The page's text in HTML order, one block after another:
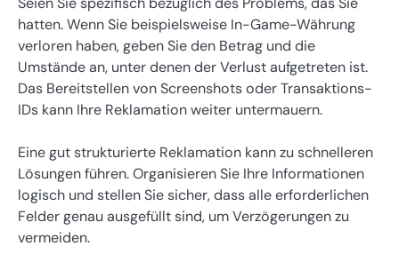
hatten. Wenn Sie beispielsweise In-Game-Währung
verloren haben, geben Sie den Betrag und die
Umstände an, unter denen der Verlust aufgetreten ist.
Das Bereitstellen von Screenshots oder Transaktions-
IDs kann Ihre Reklamation weiter untermauern.
Eine gut strukturierte Reklamation kann zu schnelleren
Lösungen führen. Organisieren Sie Ihre Informationen
logisch und stellen Sie sicher, dass alle erforderlichen
Felder genau ausgefüllt sind, um Verzögerungen zu
vermeiden.